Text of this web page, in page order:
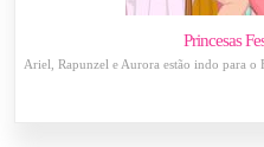
Princesas
Ariel, Rapunzel e Aurora estão indo para o